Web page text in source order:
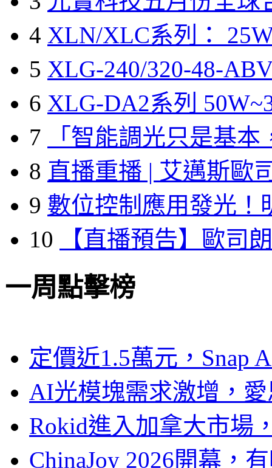
4 XLN/XLC系列：
5 XLG-240/320-48-
6 XLG-DA2系列
7
「智能調光只是基本
8 直播重播 | 艾邁斯歐
9 數位控制應用發光！
10
【直播預告】歐司
一周點擊榜
定價近1.5萬元，Snap
AI光模塊需求激增，
Rokid進入加拿大市場
ChinaJoy 2026開幕，